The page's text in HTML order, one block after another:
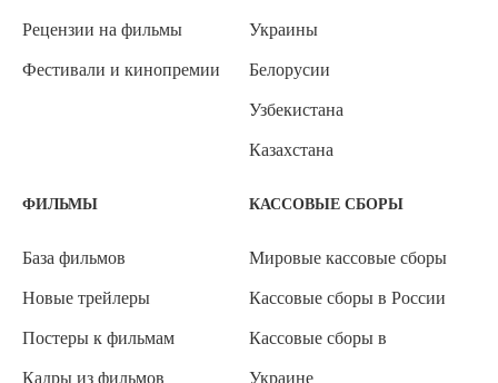
Рецензии на фильмы
Фестивали и кинопремии
Украины
Белорусии
Узбекистана
Казахстана
ФИЛЬМЫ
База фильмов
Новые трейлеры
Постеры к фильмам
Кадры из фильмов
КАССОВЫЕ СБОРЫ
Мировые кассовые сборы
Кассовые сборы в России
Кассовые сборы в
Украине